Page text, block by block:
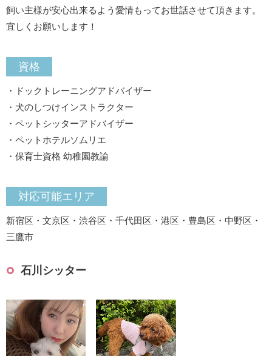
飼い主様が安心出来るよう愛情もってお世話させて頂きます。
宜しくお願いします！
資格
・ドックトレーニングアドバイザー
・犬のしつけインストラクター
・ペットシッターアドバイザー
・ペットホテルソムリエ
・保育士資格 幼稚園教諭
対応可能エリア
新宿区・文京区・渋谷区・千代田区・港区・豊島区・中野区・
三鷹市
石川シッター